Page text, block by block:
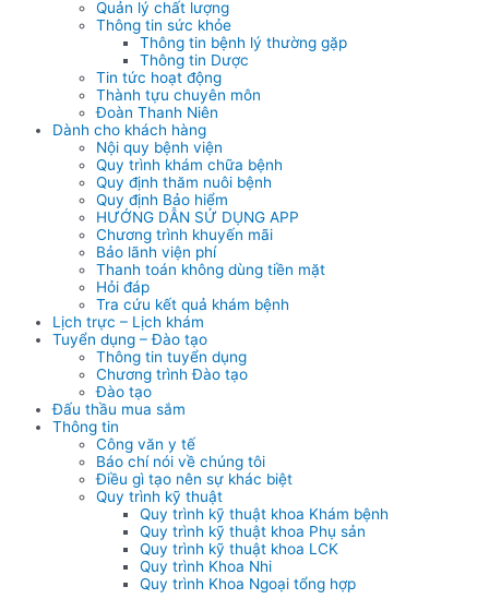
Quản lý chất lượng
Thông tin sức khỏe
Thông tin bệnh lý thường gặp
Thông tin Dược
Tin tức hoạt động
Thành tựu chuyên môn
Đoàn Thanh Niên
Dành cho khách hàng
Nội quy bệnh viện
Quy trình khám chữa bệnh
Quy định thăm nuôi bệnh
Quy định Bảo hiểm
HƯỚNG DẪN SỬ DỤNG APP
Chương trình khuyến mãi
Bảo lãnh viện phí
Thanh toán không dùng tiền mặt
Hỏi đáp
Tra cứu kết quả khám bệnh
Lịch trực – Lịch khám
Tuyển dụng – Đào tạo
Thông tin tuyển dụng
Chương trình Đào tạo
Đào tạo
Đấu thầu mua sắm
Thông tin
Công văn y tế
Báo chí nói về chúng tôi
Điều gì tạo nên sự khác biệt
Quy trình kỹ thuật
Quy trình kỹ thuật khoa Khám bệnh
Quy trình kỹ thuật khoa Phụ sản
Quy trình kỹ thuật khoa LCK
Quy trình Khoa Nhi
Quy trình Khoa Ngoại tổng hợp